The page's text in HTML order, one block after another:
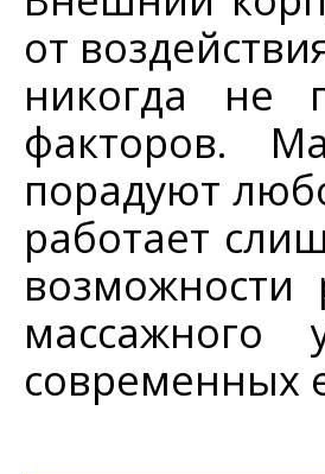
от
никогда не
факторов.
порадуют
работает
возможности
массажного
современных